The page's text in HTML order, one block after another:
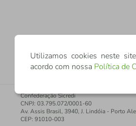
Confederação Sicredi
CNPJ: 03.795.072/0001-60
Av. Assis Brasil, 3940, J. Lindóia - Porto
CEP: 91010-003
Utilizamos cookies neste
acordo com nossa Política de